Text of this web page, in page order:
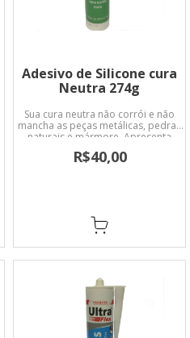
Adesivo de Silicone cura
Neutra 274g
Sua cura neutra não corrói e não
mancha as peças metálicas, pedras
naturais e mármore. Apresenta
excelente aderência, permanecendo
flexível por muitos anos.
R$40,00